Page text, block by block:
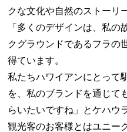
クな文化や自然のストーリ
「多くのデザインは、私の
クグラウンドであるフラの
得ています。
私たちハワイアンにとって
を、私のブランドを通じて
らいたいですね」とケハウ
観光客のお客様とはユニー